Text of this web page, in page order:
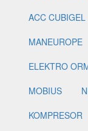
ACC CUBIGEL
MANEUROPE
ELEKTRO
MOBIUS
KOMPRESOR